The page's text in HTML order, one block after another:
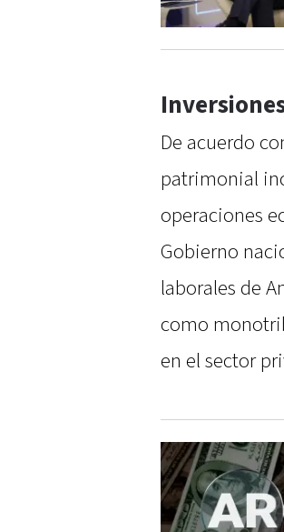
De acuerdo
patrimonial
operaciones
Gobierno
laborales de
como
en el sector